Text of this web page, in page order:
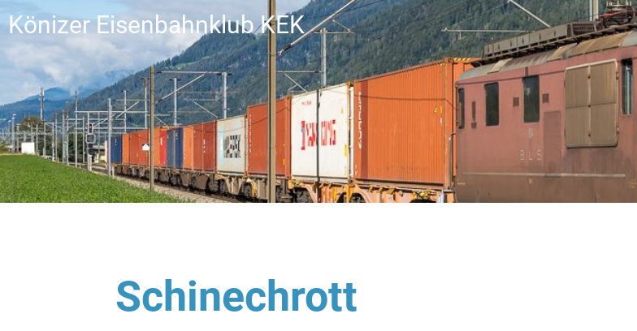
Könizer Eisenbahnklub KEK
Schinechrott